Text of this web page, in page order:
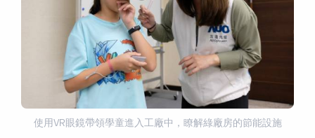
使用VR眼鏡帶領學童進入工廠中，瞭解綠廠房的節能設施